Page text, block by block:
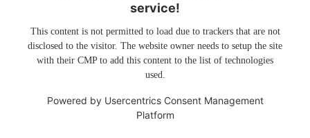
service!
This content is not permitted to load due to trackers that are not
disclosed to the visitor. The website owner needs to setup the site
with their CMP to add this content to the list of technologies
used.
Powered by Usercentrics Consent Management
Platform